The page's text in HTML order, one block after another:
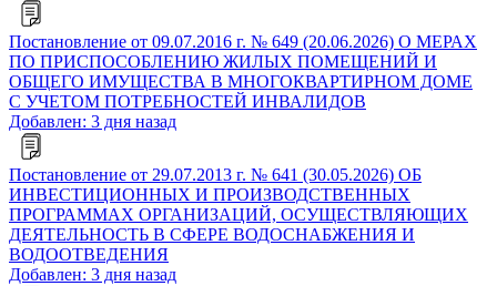
Постановление от 09.07.2016 г. № 649 (20.06.2026) О МЕРАХ
ПО ПРИСПОСОБЛЕНИЮ ЖИЛЫХ ПОМЕЩЕНИЙ И
ОБЩЕГО ИМУЩЕСТВА В МНОГОКВАРТИРНОМ ДОМЕ
С УЧЕТОМ ПОТРЕБНОСТЕЙ ИНВАЛИДОВ
Добавлен: 3 дня назад
Постановление от 29.07.2013 г. № 641 (30.05.2026) ОБ
ИНВЕСТИЦИОННЫХ И ПРОИЗВОДСТВЕННЫХ
ПРОГРАММАХ ОРГАНИЗАЦИЙ, ОСУЩЕСТВЛЯЮЩИХ
ДЕЯТЕЛЬНОСТЬ В СФЕРЕ ВОДОСНАБЖЕНИЯ И
ВОДООТВЕДЕНИЯ
Добавлен: 3 дня назад